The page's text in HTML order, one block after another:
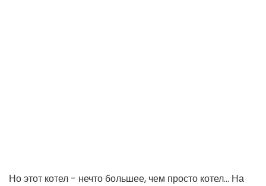
Но этот котел - нечто большее, чем просто котел... На